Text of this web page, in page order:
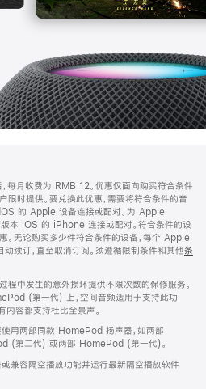
每月收费为 RMB 12。优惠仅面向购买符合条件
时提供。要兑换此优惠，需要将符合条件的音
的 Apple 设备连接或配对。为 Apple
本 iOS 的 iPhone 连接或配对。符合条件的设
。无论购买多少件符合条件的设备，每个 Apple
续订，直至取消订阅。须遵循限制条件和其他条
中发生的意外损坏提供不限次数的保修服务。
(第一代) 上，空间音频适用于支持此功
容都支持杜比全景声。
用两部同款 HomePod 扬声器，如两部
(第二代) 或两部 HomePod (第一代)。
兼容隔空播放功能并运行最新隔空播放软件